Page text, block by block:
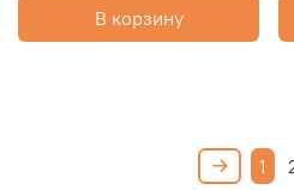
В корзину
1